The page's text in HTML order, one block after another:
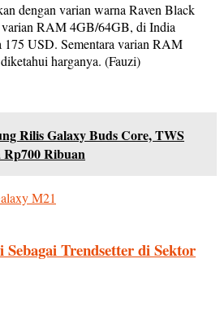
dengan varian warna Raven Black
RAM 4GB/64GB, di India
175 USD. Sementara varian RAM
harganya. (Fauzi)
Rilis Galaxy Buds Core, TWS
Rp700 Ribuan
M21
Sebagai Trendsetter di Sektor